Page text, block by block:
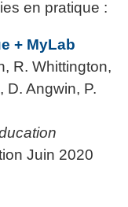
en pratique :
+ MyLab
R. Whittington,
D. Angwin, P.
Juin 2020